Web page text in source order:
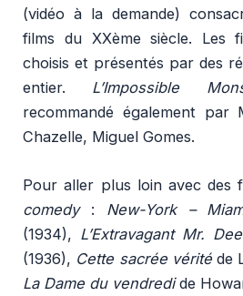
(vidéo à la demande)
films du XXème siècle. Les
choisis et présentés par des
entier. L’Impossible
recommandé également par
Chazelle, Miguel Gomes.
Pour aller plus loin avec des
comedy: New-York –
(1934), L’Extravagant Mr.
(1936), Cette sacrée véritéde
La Dame du vendredide